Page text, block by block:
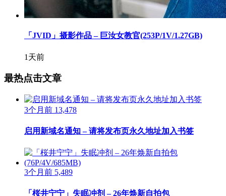
「JVID」摄影作品 – 巨汝女教官(253P/1V/1.27GB)
1天前
最热点击文章
3个月前 13,478
启用新域名通知 – 请将发布页永久地址加入书签
3个月前 5,489
「桜井宁宁」失眠冲剂 – 26年焕新自拍包